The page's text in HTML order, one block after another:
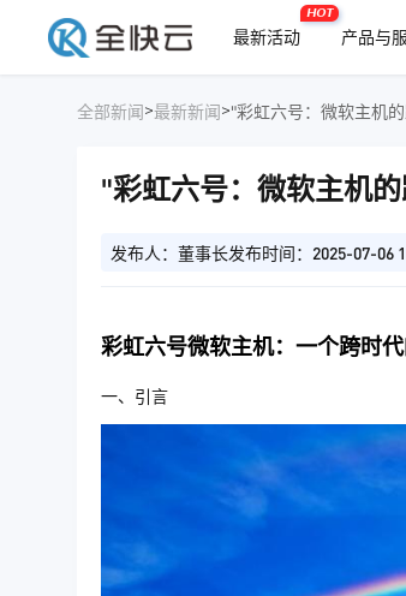
最新活动
HOT
产品与
全部新闻>最新新闻>"彩虹六号：微软主机
"彩虹六号：微软主机
发布人：董事长发布时间：2025-07-06
彩虹六号微软主机：一个跨时
一、引言